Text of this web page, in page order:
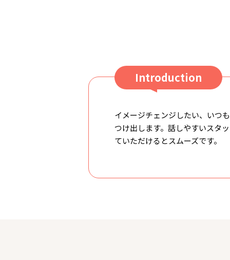
Introduction
イメージチェンジしたい、いつ
つけ出します。話しやすいスタ
ていただけるとスムーズです。